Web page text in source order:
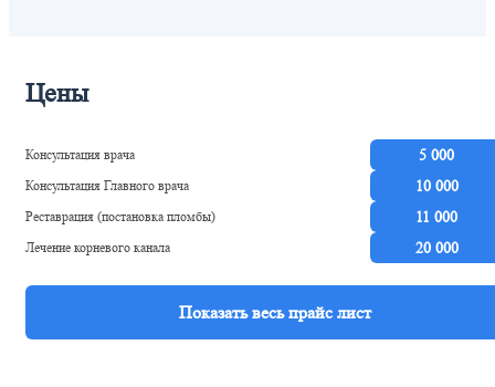
Цены
Консультация врача 5 000
Консультация Главного врача 10 000
Реставрация (постановка пломбы) 11 000
Лечение корневого канала 20 000